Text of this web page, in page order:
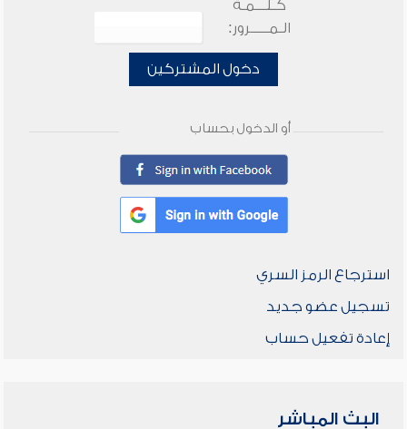
كـلـــمـة
الـمـــــرور:
دخول المشتركين
أو الدخول بحساب
استرجاع الرمز السري
تسجيل عضو جديد
إعادة تفعيل حساب
البث المباشر